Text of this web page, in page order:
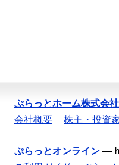
ぷらっとホーム株式会社
会社概要
株主・投資
ぷらっとオンライン —